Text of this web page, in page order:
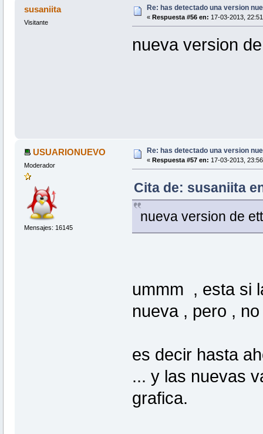
susaniita
Visitante
Re: has detectado una version
« Respuesta #56 en: 17-03-2013,
nueva version
USUARIONUEVO
Moderador
Mensajes: 16145
Re: has detectado una version
« Respuesta #57 en: 17-03-2013,
Cita de: susaniita
nueva version de
ummm , esta si
nueva , pero ,
es decir hasta
... y las nuevas
grafica.